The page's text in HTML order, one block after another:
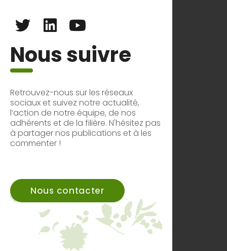
Nous suivre
Retrouvez-nous sur les réseaux
sociaux et suivez notre actualité,
l’action de notre équipe, de nos
adhérents et de la filière. N'hésitez pas
à partager nos publications et à les
commenter !
Nous contacter